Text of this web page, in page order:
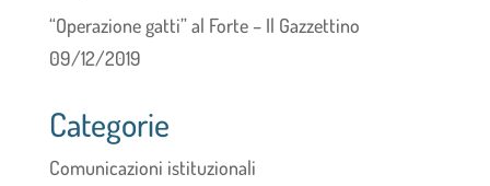
“Operazione gatti” al Forte – Il Gazzettino
09/12/2019
Categorie
Comunicazioni istituzionali